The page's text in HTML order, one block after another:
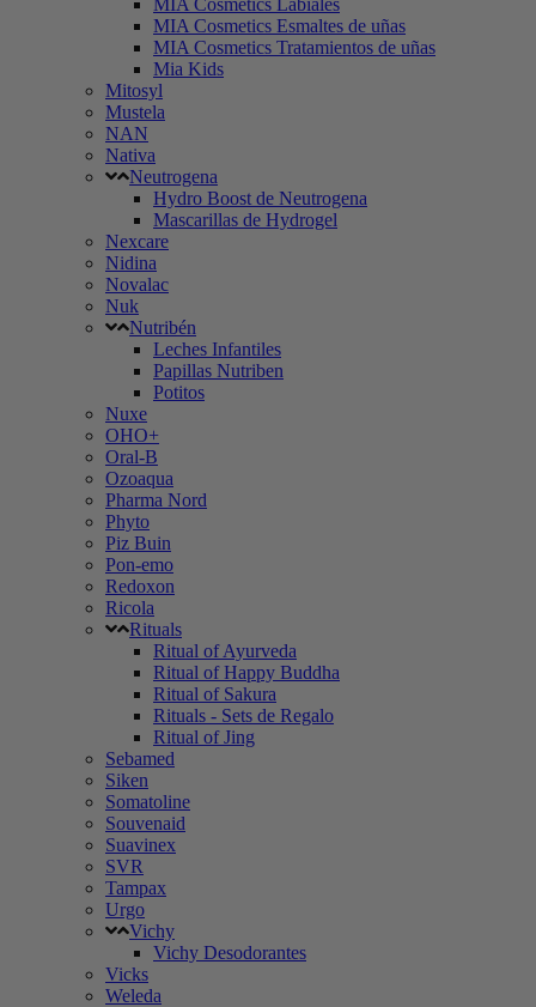
MIA Cosmetics Labiales
MIA Cosmetics Esmaltes de uñas
MIA Cosmetics Tratamientos de uñas
Mia Kids
Mitosyl
Mustela
NAN
Nativa
Neutrogena
Hydro Boost de Neutrogena
Mascarillas de Hydrogel
Nexcare
Nidina
Novalac
Nuk
Nutribén
Leches Infantiles
Papillas Nutriben
Potitos
Nuxe
OHO+
Oral-B
Ozoaqua
Pharma Nord
Phyto
Piz Buin
Pon-emo
Redoxon
Ricola
Rituals
Ritual of Ayurveda
Ritual of Happy Buddha
Ritual of Sakura
Rituals - Sets de Regalo
Ritual of Jing
Sebamed
Siken
Somatoline
Souvenaid
Suavinex
SVR
Tampax
Urgo
Vichy
Vichy Desodorantes
Vicks
Weleda